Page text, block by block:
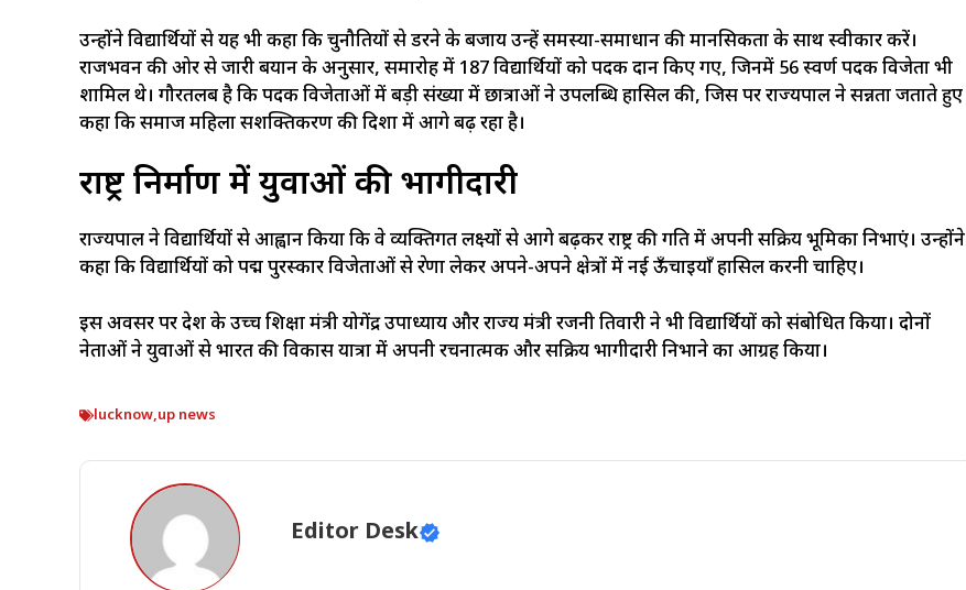
उन्होंने विद्यार्थियों से यह भी कहा कि चुनौतियों से डरने के बजाय उन्हें समस्या-समाधान की मानसिकता के साथ स्वीकार करें।
राजभवन की ओर से जारी बयान के अनुसार, समारोह में 187 विद्यार्थियों को पदक प्रदान किए गए, जिनमें 56 स्वर्ण पदक विजेता भी
शामिल थे। गौरतलब है कि पदक विजेताओं में बड़ी संख्या में छात्राओं ने उपलब्धि हासिल की, जिस पर राज्यपाल ने प्रसन्नता जताते हुए
कहा कि समाज महिला सशक्तिकरण की दिशा में आगे बढ़ रहा है।
राष्ट्र निर्माण में युवाओं की भागीदारी
राज्यपाल ने विद्यार्थियों से आह्वान किया कि वे व्यक्तिगत लक्ष्यों से आगे बढ़कर राष्ट्र की प्रगति में अपनी सक्रिय भूमिका निभाएं। उन्होंने
कहा कि विद्यार्थियों को पद्म पुरस्कार विजेताओं से प्रेरणा लेकर अपने-अपने क्षेत्रों में नई ऊँचाइयाँ हासिल करनी चाहिए।
इस अवसर पर प्रदेश के उच्च शिक्षा मंत्री योगेंद्र उपाध्याय और राज्य मंत्री रजनी तिवारी ने भी विद्यार्थियों को संबोधित किया। दोनों
नेताओं ने युवाओं से भारत की विकास यात्रा में अपनी रचनात्मक और सक्रिय भागीदारी निभाने का आग्रह किया।
lucknow,up news
Editor Desk